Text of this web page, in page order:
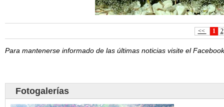
<< 1 2
Para mantenerse informado de las últimas noticias visite el
Fotogalerías